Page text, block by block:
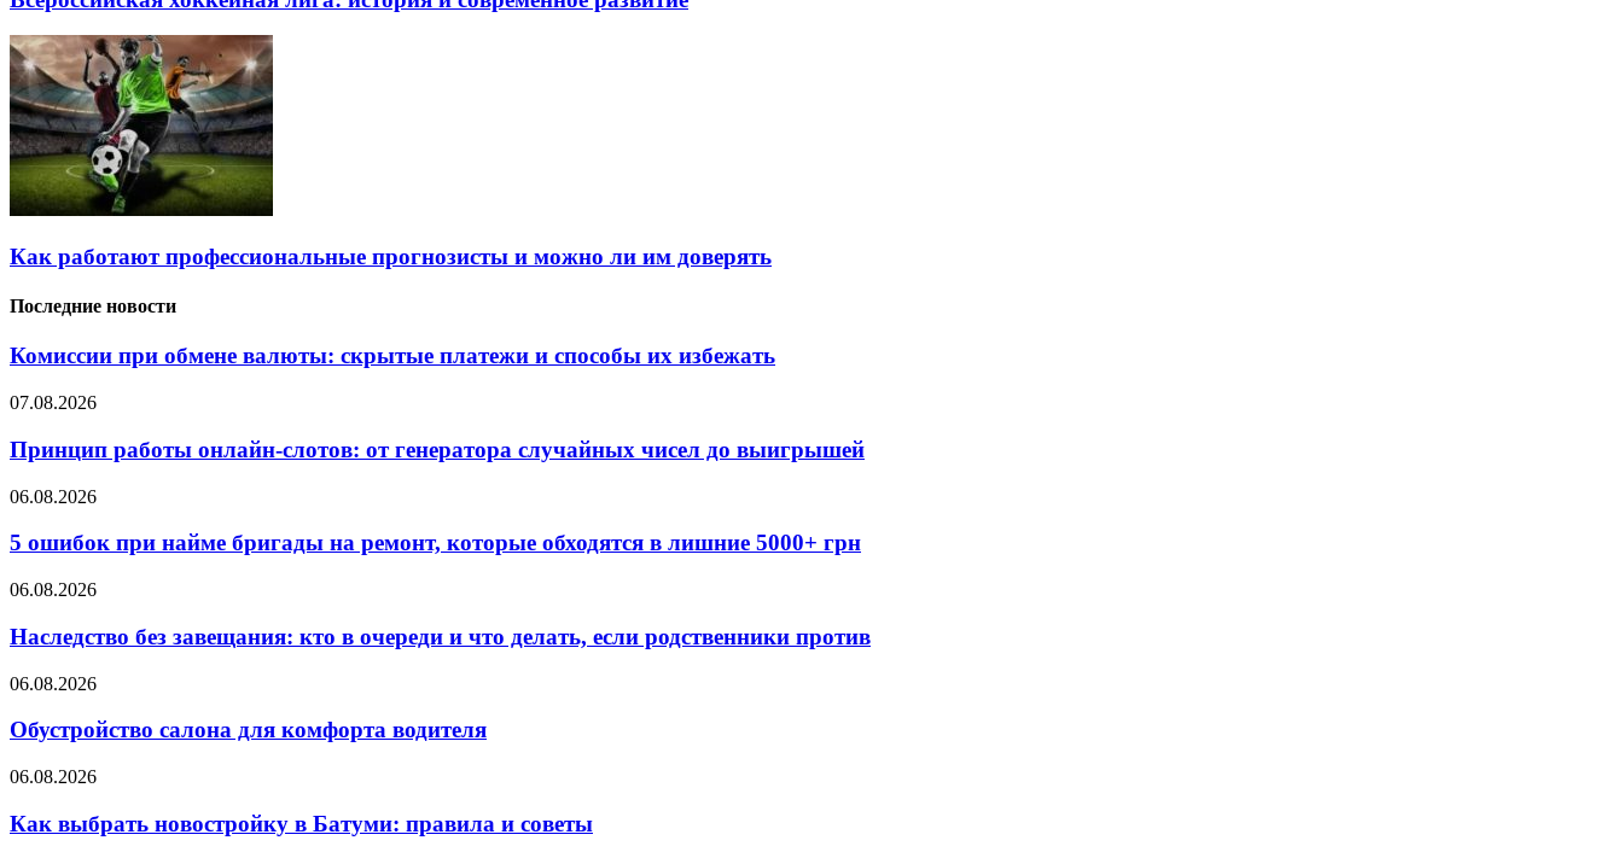
Как работают профессиональные прогнозисты и можно ли им доверять
Последние новости
Комиссии при обмене валюты: скрытые платежи и способы их избежать
07.08.2026
Принцип работы онлайн-слотов: от генератора случайных чисел до выигрышей
06.08.2026
5 ошибок при найме бригады на ремонт, которые обходятся в лишние 5000+ грн
06.08.2026
Наследство без завещания: кто в очереди и что делать, если родственники против
06.08.2026
Обустройство салона для комфорта водителя
06.08.2026
Как выбрать новостройку в Батуми: правила и советы